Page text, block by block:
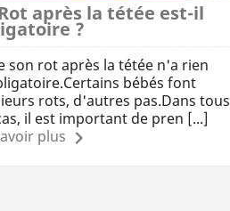
après la tétée est-il
?
son rot après la tétée n'a rien
bébés font
rots, d'autres pas.Dans tous
il est important de pren [...]
plus